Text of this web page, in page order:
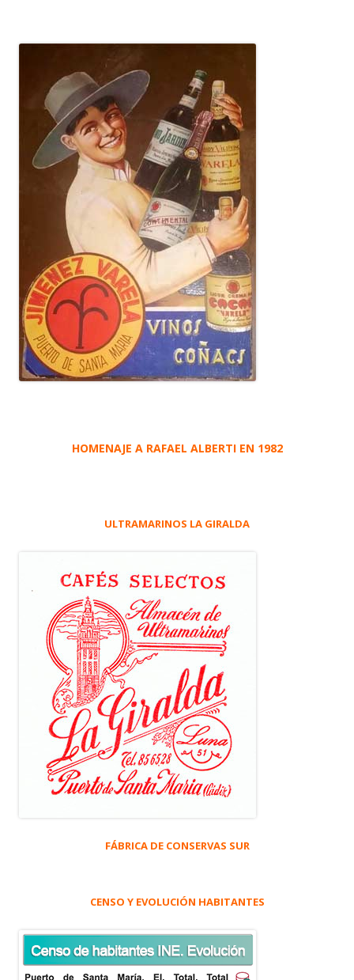
HOMENAJE A RAFAEL ALBERTI EN 1982
ULTRAMARINOS LA GIRALDA
FÁBRICA DE CONSERVAS SUR
CENSO Y EVOLUCIÓN HABITANTES